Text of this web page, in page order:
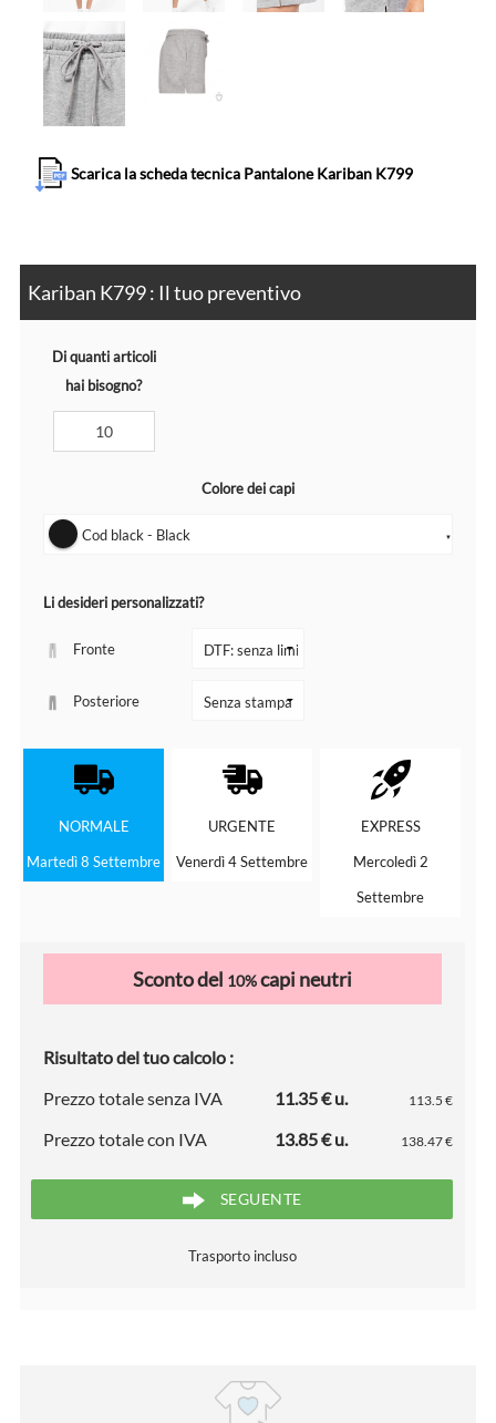
Scarica la scheda tecnica Pantalone Kariban K799
Kariban K799 : Il tuo preventivo
Di quanti articoli
hai bisogno?
Colore dei capi
Cod black - Black ▼
Li desideri personalizzati?
Fronte
Posteriore
NORMALE
Martedì 8 Settembre
URGENTE
Venerdì 4 Settembre
EXPRESS
Mercoledì 2
Settembre
Sconto del 10%capi neutri
Risultato del tuo calcolo :
Prezzo totale senza IVA
11.35 € u. 113.5 €
Prezzo totale con IVA 13.85 € u. 138.47 €
SEGUENTE
Trasporto incluso